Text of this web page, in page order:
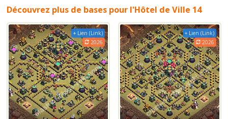
Découvrez plus de bases pour l'Hôtel de Ville 14
+ Lien (Link)
2026
+ Lien (Link)
2026